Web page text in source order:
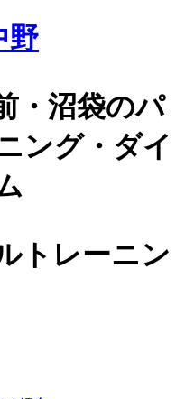
・沼袋のパ
ング・ダイ
トレーニン